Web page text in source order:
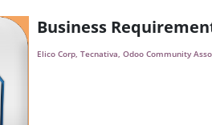
Business
Elico Corp, Tecnativa, Odoo Community